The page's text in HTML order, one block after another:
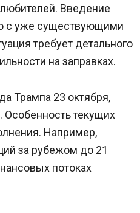
Введение
с уже существующими
требует детального
на заправках.
Трампа 23 октября,
Особенность текущих
Например,
за рубежом до 21
потоках